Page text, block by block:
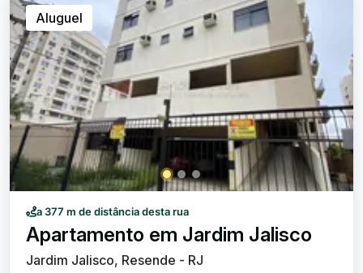
estabelecimentos comerciais, restaurantes etc.!
Condomínio possui todas as vagas de garagem cobertas,
porteiro 24 horas, quadra poliesportiva, churrasqueira e
playground!
Aluguel
a 377 m de distância desta rua
Apartamento em Jardim Jalisco
Jardim Jalisco, Resende - RJ